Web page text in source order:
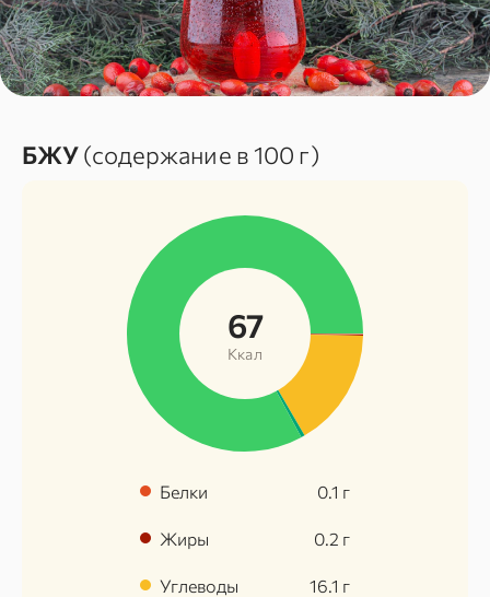
БЖУ(содержание в 100 г)
67
Ккал
Белки 0.1 г
Жиры 0.2 г
Углеводы 16.1 г